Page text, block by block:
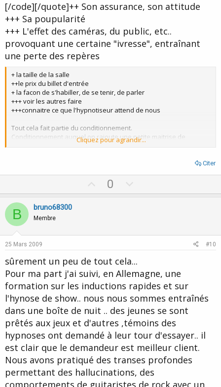
e
[/code][/quote]++ Son assurance, son attitude
+++ Sa poupularité
+++ L'effet des caméras, du public, etc..
provoquant une certaine "ivresse", entraînant
une perte des repères
+ la taille de la salle
++le prix du billet d'entrée
+ la facon de s'habiller, de se tenir, de parler
+++ voir les autres faire
+++connaitre ce que l'hypnotiseur attend de nous
Tout cela fait partie du conditionnement.
Conditionnement auquel on rajoute une petite maitrise de
l'hypnose, une bonne congruence, sans oublier une bonne dose
Cliquez pour agrandir...
Citer
p
0
o
e
B bruno68300
Membre
25 Mars 2009 #10
sûrement un peu de tout cela...
Pour ma part j'ai suivi, en Allemagne, une
formation sur les inductions rapides et sur
l'hynose de show.. nous nous sommes entraînés
dans une boîte de nuit .. des jeunes se sont
prêtés aux jeux et d'autres ,témoins des
hypnoses ont demandé à leur tour d'essayer.. il
est clair que le demandeur est meilleur client.
Nous avons pratiqué des transes profondes
permettant des hallucinations, des
comportements de guitaristes de rock avec un